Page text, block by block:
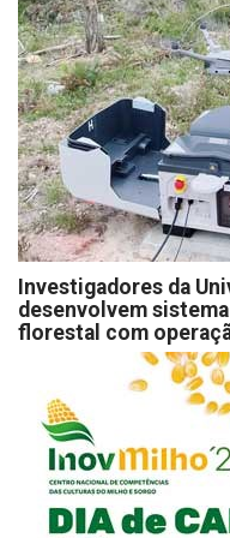
Investigadores da
desenvolvem
florestal com